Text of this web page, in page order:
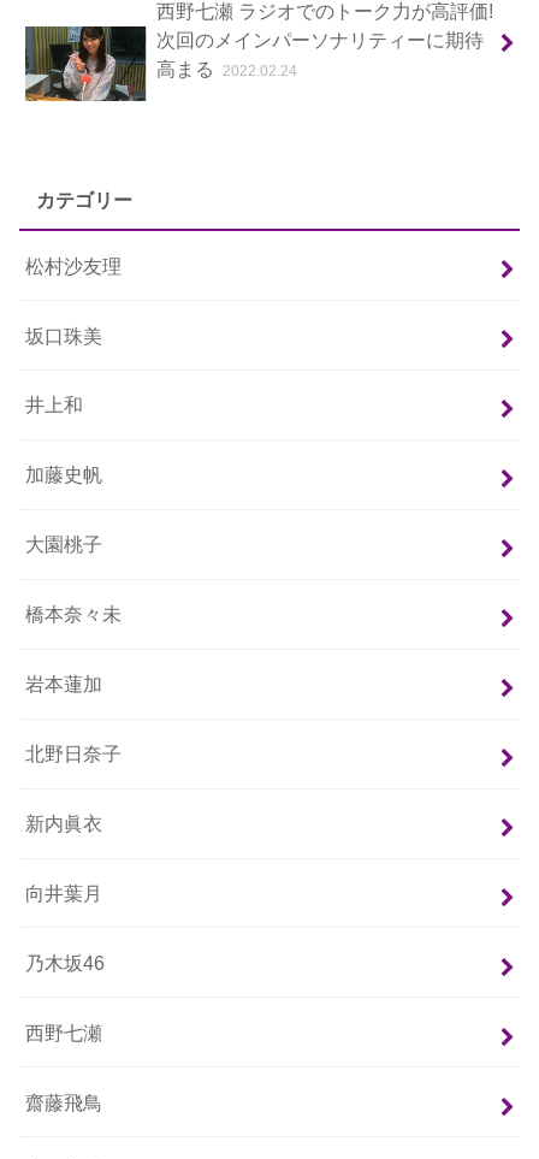
西野七瀬 ラジオでのトーク力が高評価!
次回のメインパーソナリティーに期待
高まる
2022.02.24
カテゴリー
松村沙友理
坂口珠美
井上和
加藤史帆
大園桃子
橋本奈々未
岩本蓮加
北野日奈子
新内眞衣
向井葉月
乃木坂46
西野七瀬
齋藤飛鳥